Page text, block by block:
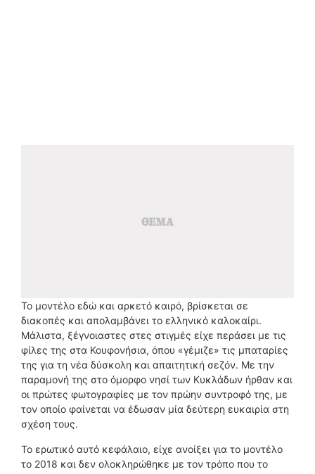
Το μοντέλο εδώ και αρκετό καιρό, βρίσκεται σε
διακοπές και απολαμβάνει το ελληνικό καλοκαίρι.
Μάλιστα, ξέγνοιαστες στες στιγμές είχε περάσει με τις
φίλες της στα Κουφονήσια, όπου «γέμιζε» τις μπαταρίες
της για τη νέα δύσκολη και απαιτητική σεζόν. Με την
παραμονή της στο όμορφο νησί των Κυκλάδων ήρθαν και
οι πρώτες φωτογραφίες με τον πρώην συντροφό της, με
τον οποίο φαίνεται να έδωσαν μία δεύτερη ευκαιρία στη
σχέση τους.
Το ερωτικό αυτό κεφάλαιο, είχε ανοίξει για το μοντέλο
το 2018 και δεν ολοκληρώθηκε με τον τρόπο που το